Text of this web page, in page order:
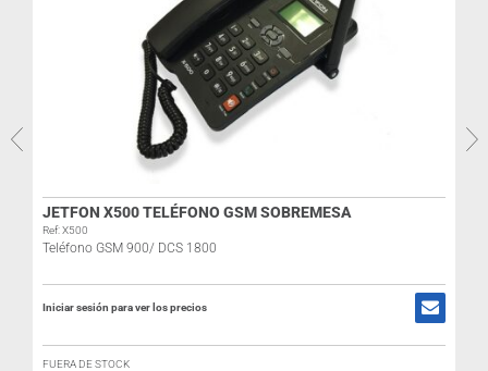
JETFON X500 TELÉFONO GSM SOBREMESA
Ref: X500
Teléfono GSM 900/ DCS 1800
Iniciar sesión para ver los precios
FUERA DE STOCK